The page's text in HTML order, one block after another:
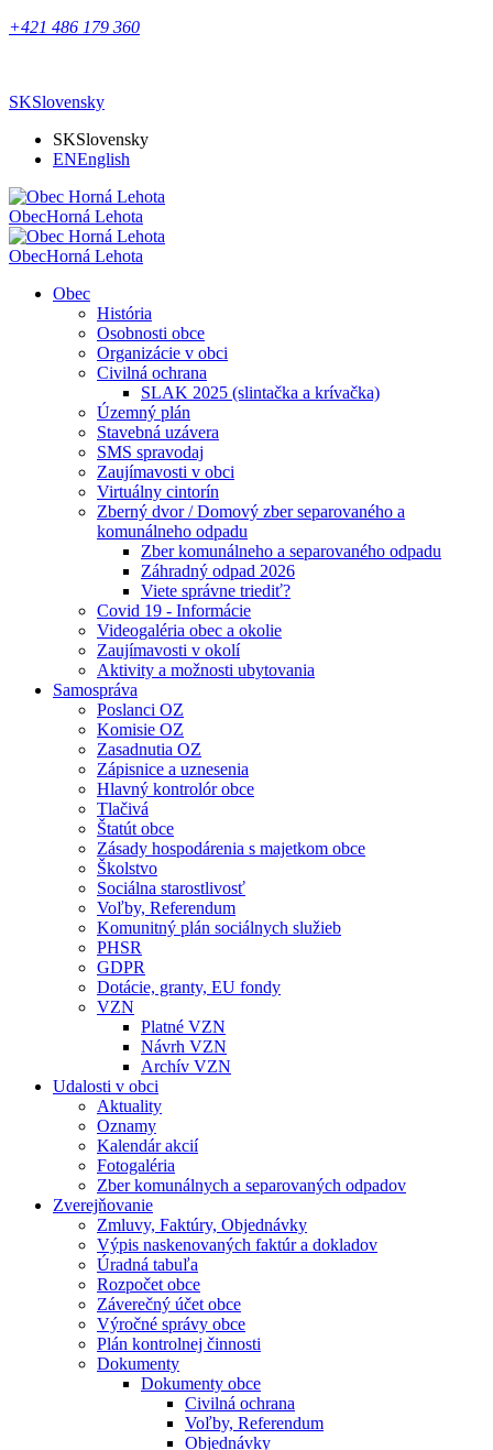
+421 486 179 360
SKSlovensky
SKSlovensky
ENEnglish
ObecHorná Lehota
ObecHorná Lehota
Obec
História
Osobnosti obce
Organizácie v obci
Civilná ochrana
SLAK 2025 (slintačka a krívačka)
Územný plán
Stavebná uzávera
SMS spravodaj
Zaujímavosti v obci
Virtuálny cintorín
Zberný dvor / Domový zber separovaného a
komunálneho odpadu
Zber komunálneho a separovaného odpadu
Záhradný odpad 2026
Viete správne triediť?
Covid 19 - Informácie
Videogaléria obec a okolie
Zaujímavosti v okolí
Aktivity a možnosti ubytovania
Samospráva
Poslanci OZ
Komisie OZ
Zasadnutia OZ
Zápisnice a uznesenia
Hlavný kontrolór obce
Tlačivá
Štatút obce
Zásady hospodárenia s majetkom obce
Školstvo
Sociálna starostlivosť
Voľby, Referendum
Komunitný plán sociálnych služieb
PHSR
GDPR
Dotácie, granty, EU fondy
VZN
Platné VZN
Návrh VZN
Archív VZN
Udalosti v obci
Aktuality
Oznamy
Kalendár akcií
Fotogaléria
Zber komunálnych a separovaných odpadov
Zverejňovanie
Zmluvy, Faktúry, Objednávky
Výpis naskenovaných faktúr a dokladov
Úradná tabuľa
Rozpočet obce
Záverečný účet obce
Výročné správy obce
Plán kontrolnej činnosti
Dokumenty
Dokumenty obce
Civilná ochrana
Voľby, Referendum
Objednávky